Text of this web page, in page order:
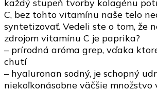
každý stupeň tvorby kolagénu
C, bez tohto vitamínu naše telo
syntetizovať. Vedeli ste o tom, že
zdrojom vitamínu C je paprika?
– prírodná aróma grep, vďaka
chutí
– hyaluronan sodný, je schopný
niekoľkonásobne väčšie množstvo